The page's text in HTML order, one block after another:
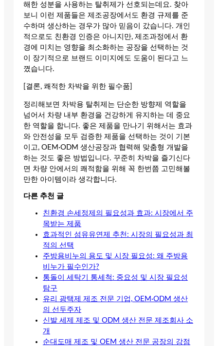
해한 성분을 사용하는 탈취제가 선호되는데요. 찾아
보니 이런 제품들은 제조공장에서도 환경 규제를 준
수하며 생산하는 경우가 많아 믿음이 갔습니다. 개인
적으로도 친환경 인증은 아니지만, 제조과정에서 환
경에 미치는 영향을 최소화하는 공장을 선택하는 것
이 장기적으로 브랜드 이미지에도 도움이 된다고 느
꼈습니다.
[결론, 쾌적한 차박을 위한 필수품]
정리해보면 차박용 탈취제는 단순한 방향제 역할을
넘어서 차량 내부 환경을 건강하게 유지하는 데 중요
한 역할을 합니다. 좋은 제품을 만나기 위해서는 효과
와 안전성을 모두 검증한 제품을 선택하는 것이 기본
이고, OEM·ODM 생산공장과 협력해 맞춤형 개발을
하는 것도 좋은 방법입니다. 꾸준히 차박을 즐기신다
면 차량 안에서의 쾌적함을 위해 꼭 한번쯤 고민해볼
만한 아이템이라 생각합니다.
다른 추천 글
친환경 손세정제의 필요성과 효과: 시장에서 주
목받는 제품
효과적인 섬유유연제 추천: 시장의 필요성과 최
적의 선택
주방용비누의 용도 및 시장 필요성: 왜 주방용
비누가 필수인가?
통돌이 세탁기 통세척: 중요성 및 시장 필요성
탐구
유리 광택제 제조 전문 기업, OEM·ODM 생산
의 선두주자
신발 세제 제조 및 ODM 생산 전문 제조회사 소
개
순대도매 제조 및 OEM 생산 전문 공장의 강점